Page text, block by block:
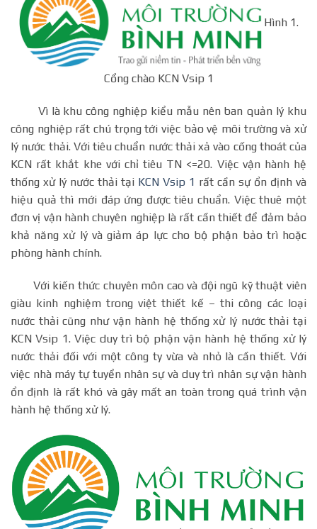
Hình 1.
Cổng chào KCN Vsip 1
Vì là khu công nghiệp kiểu mẫu nên ban quản lý khu
công nghiệp rất chú trọng tới việc bảo vệ môi trường và xử
lý nước thải. Với tiêu chuẩn nước thải xả vào cống thoát của
KCN rất khắt khe với chỉ tiêu TN <=20. Việc vận hành hệ
thống xử lý nước thải tại KCN Vsip 1 rất cần sự ổn định và
hiệu quả thì mới đáp ứng được tiêu chuẩn. Việc thuê một
đơn vị vận hành chuyên nghiệp là rất cần thiết để đảm bảo
khả năng xử lý và giảm áp lực cho bộ phận bảo trì hoặc
phòng hành chính.
Với kiến thức chuyên môn cao và đội ngũ kỹ thuật viên
giàu kinh nghiệm trong việt thiết kế – thi công các loại
nước thải cũng như vận hành hệ thống xử lý nước thải tại
KCN Vsip 1. Việc duy trì bộ phận vận hành hệ thống xử lý
nước thải đối với một công ty vừa và nhỏ là cần thiết. Với
việc nhà máy tự tuyển nhân sự và duy trì nhân sự vận hành
ổn định là rất khó và gây mất an toàn trong quá trình vận
hành hệ thống xử lý.